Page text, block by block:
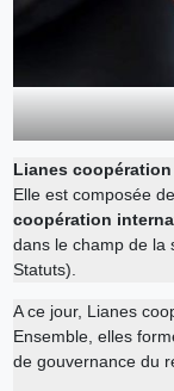
Lianes
Elle est composée
coopération
dans le champ de la
Statuts).
A ce jour, Lianes
Ensemble, elles
de gouvernance du